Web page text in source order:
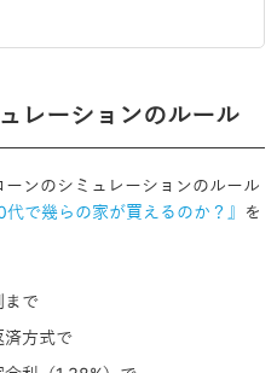
レーションのルール
ンのシミュレーションのルール
代で幾らの家が買えるのか？』 を
まで
済方式で